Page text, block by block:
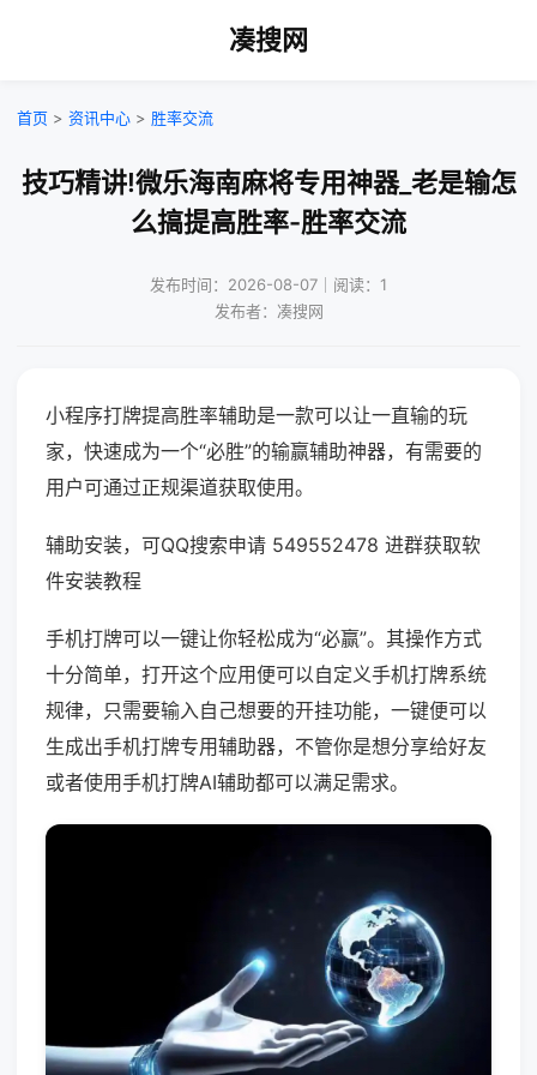
凑搜网
首页 > 资讯中心 > 胜率交流
技巧精讲!微乐海南麻将专用神器_老是输怎
么搞提高胜率-胜率交流
发布时间：2026-08-07｜阅读：1
发布者：凑搜网
小程序打牌提高胜率辅助是一款可以让一直输的玩
家，快速成为一个“必胜”的输赢辅助神器，有需要的
用户可通过正规渠道获取使用。
辅助安装，可QQ搜索申请 549552478 进群获取软
件安装教程
手机打牌可以一键让你轻松成为“必赢”。其操作方式
十分简单，打开这个应用便可以自定义手机打牌系统
规律，只需要输入自己想要的开挂功能，一键便可以
生成出手机打牌专用辅助器，不管你是想分享给好友
或者使用手机打牌AI辅助都可以满足需求。